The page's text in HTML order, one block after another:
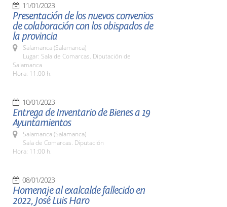
11/01/2023
Presentación de los nuevos convenios
de colaboración con los obispados de
la provincia
Salamanca (Salamanca)
Lugar: Sala de Comarcas. Diputación de
Salamanca
Hora: 11:00 h.
10/01/2023
Entrega de Inventario de Bienes a 19
Ayuntamientos
Salamanca (Salamanca)
Sala de Comarcas. Diputación
Hora: 11:00 h.
08/01/2023
Homenaje al exalcalde fallecido en
2022, José Luis Haro